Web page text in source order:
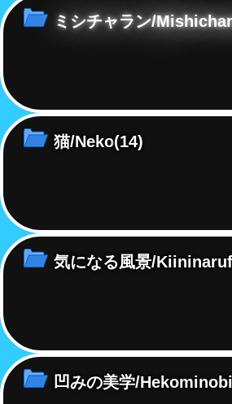
ミシチャラン/
猫/Neko(14)
気になる風景/
凹みの美学/